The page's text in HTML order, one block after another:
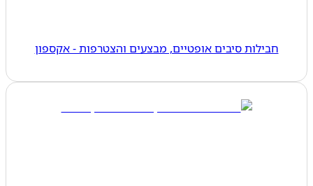
חבילות סיבים אופטיים, מבצעים והצטרפות - אקספון